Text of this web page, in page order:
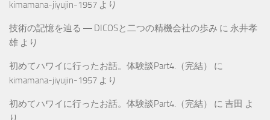
kimamana-jiyujin-1957 より
技術の記憶を辿る ― DICOSと二つの精機会社の歩み に 永井孝
雄 より
初めてハワイに行ったお話。体験談Part4.（完結）
に
kimamana-jiyujin-1957 より
初めてハワイに行ったお話。体験談Part4.（完結） に 吉田 よ